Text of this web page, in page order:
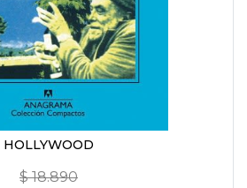
HOLLYWOOD
$ 18.890